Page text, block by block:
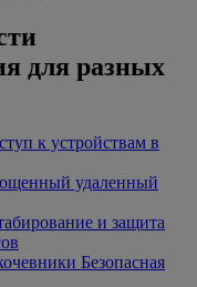
для разных
к устройствам в
удаленный
и защита
Безопасная